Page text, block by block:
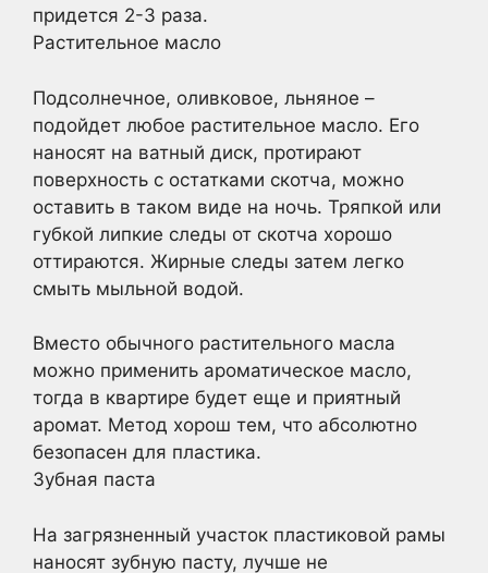
придется 2-3 раза.
Растительное масло
Подсолнечное, оливковое, льняное –
подойдет любое растительное масло. Его
наносят на ватный диск, протирают
поверхность с остатками скотча, можно
оставить в таком виде на ночь. Тряпкой или
губкой липкие следы от скотча хорошо
оттираются. Жирные следы затем легко
смыть мыльной водой.
Вместо обычного растительного масла
можно применить ароматическое масло,
тогда в квартире будет еще и приятный
аромат. Метод хорош тем, что абсолютно
безопасен для пластика.
Зубная паста
На загрязненный участок пластиковой рамы
наносят зубную пасту, лучше не